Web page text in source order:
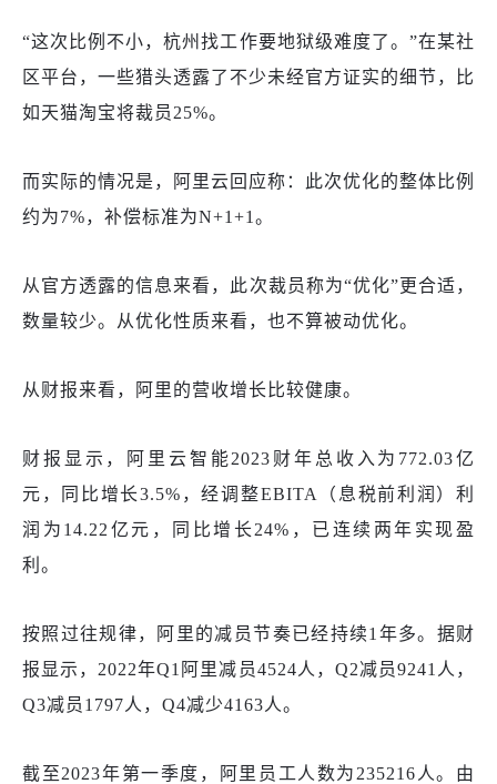
“这次比例不小，杭州找工作要地狱级难度了。”在某社
区平台，一些猎头透露了不少未经官方证实的细节，比
如天猫淘宝将裁员25%。
而实际的情况是，阿里云回应称：此次优化的整体比例
约为7%，补偿标准为N+1+1。
从官方透露的信息来看，此次裁员称为“优化”更合适，
数量较少。从优化性质来看，也不算被动优化。
从财报来看，阿里的营收增长比较健康。
财报显示，阿里云智能2023财年总收入为772.03亿
元，同比增长3.5%，经调整EBITA（息税前利润）利
润为14.22亿元，同比增长24%，已连续两年实现盈
利。
按照过往规律，阿里的减员节奏已经持续1年多。据财
报显示，2022年Q1阿里减员4524人，Q2减员9241人，
Q3减员1797人，Q4减少4163人。
截至2023年第一季度，阿里员工人数为235216人。由